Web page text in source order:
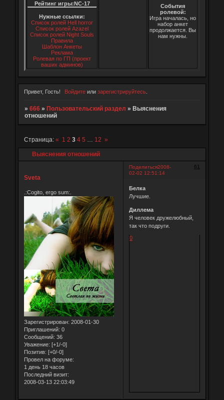
Рейтинг игры:NC-17
Нужные ссылки:
Список ролей Hell horror
Список ролей Azazel
Список ролей Night Souls
Правила
Шаблон Анкеты
Реклама
Ролевая по ГП (проект
ваших админов)
События
ролевой:
Игра началась, но
набор анкет
продолжается. Вы
нам нужны.
Привет, Гость! Войдите илизарегистрируйтесь
» 666 » Пользовательский раздел » Выяснения
отношений
Выяснения отношений
Страница: « 1 2 3 4 5 … 12 »
Поделиться 61
2008-
02-02 12:51:14
Sveta
.:Cogito, ergo sum:.
Зарегистрирован: 2008-01-30
Приглашений: 0
Сообщений: 36
Уважение: [+1/-0]
Позитив: [+0/-0]
Провел на форуме:
1 день 18 часов
Последний визит:
2008-03-13 22:03:49
Белка
Лучшие.
Диллема
Я человек дружелюбный,
так что подруги.
0